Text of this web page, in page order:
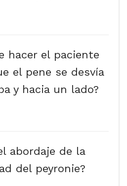
hacer el paciente
el pene se desvía
y hacia un lado?
abordaje de la
del peyronie?